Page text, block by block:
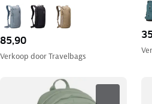
85,90
Verkoop doorTravelbags